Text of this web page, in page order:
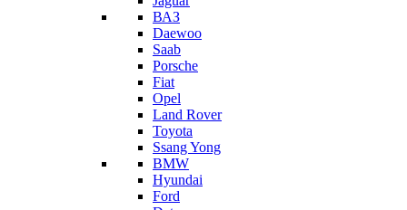
ВАЗ
Daewoo
Saab
Porsche
Fiat
Opel
Land Rover
Toyota
Ssang Yong
BMW
Hyundai
Ford